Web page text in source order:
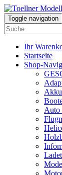
Toggle navigation
Ihr
Startseite
Shop-
Auto